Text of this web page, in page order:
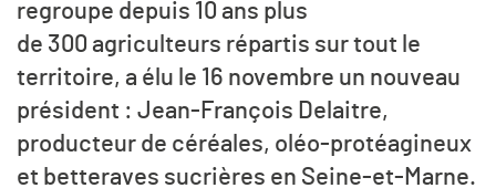
regroupe depuis 10 ans plus
de 300 agriculteurs répartis sur tout le
territoire, a élu le 16 novembre un nouveau
président : Jean-François Delaitre,
producteur de céréales, oléo-protéagineux
et betteraves sucrières en Seine-et-Marne.